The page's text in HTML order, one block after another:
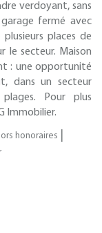
verdoyant, sans
fermé avec
places de
le secteur. Maison
: une opportunité
dans un secteur
Pour plus
Immobilier.
honoraires